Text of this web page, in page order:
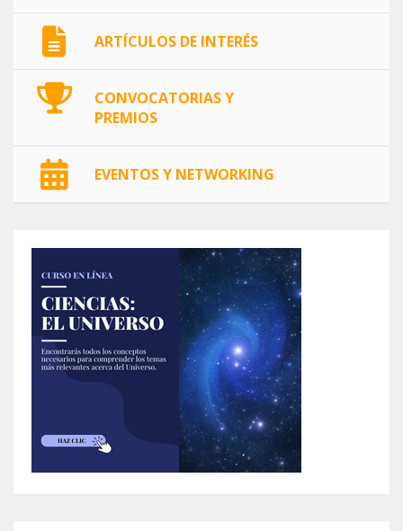
ARTÍCULOS DE INTERÉS
CONVOCATORIAS Y
PREMIOS
EVENTOS Y NETWORKING